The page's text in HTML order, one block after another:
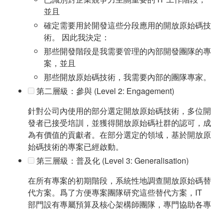
並且
確定需要用於開發這些分段應用的開放原始碼技
術。 因此我決定：
那些開發階段是我需要管理的內部開發團隊的專
案，並且
那些開放原始碼技術，我需要內部的團隊專家。
第二層級：參與 (Level 2: Engagement)
針對公司內使用的部分選定開放原始碼技術，多位開
發者已接受培訓，並獲得開放原始碼社群的認可，成
為有價值的貢獻者。在部分選定的領域，基於開放原
始碼技術的專案已經啟動。
第三層級：普及化 (Level 3: Generalisation)
在所有專案的初期階段，系統性地調查開放原始碼替
代方案。爲了方便專案團隊研究這些替代方案，IT
部門設有專屬預算及核心架構師團隊，專門協助各專